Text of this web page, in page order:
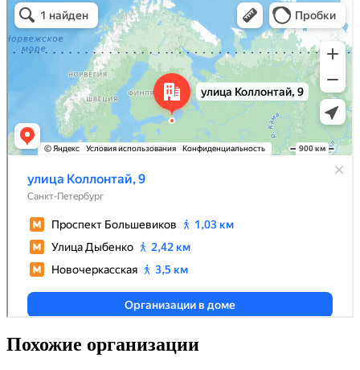
Похожие организации